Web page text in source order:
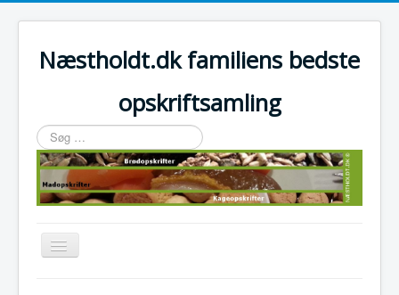
Næstholdt.dk familiens bedste
opskriftsamling
Søg
…
Skift
navigation